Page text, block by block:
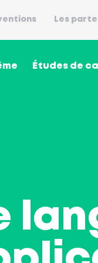
Les
Études de